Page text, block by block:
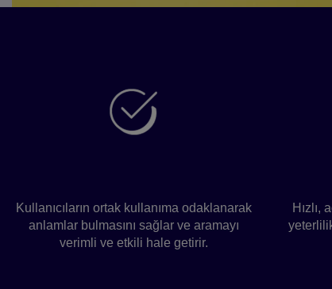
Kullanıcıların ortak kullanıma odaklanarak
anlamlar bulmasını sağlar ve aramayı
verimli ve etkili hale getirir.
Hızlı,